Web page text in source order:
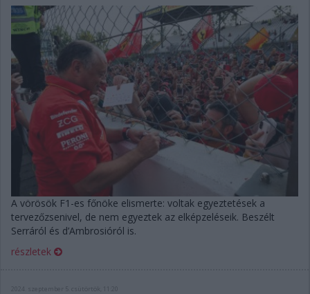
A vörösök F1-es főnöke elismerte: voltak egyeztetések a
tervezőzsenivel, de nem egyeztek az elképzeléseik. Beszélt
Serráról és d’Ambrosióról is.
részletek
2024. szeptember 5. csütörtök, 11:20